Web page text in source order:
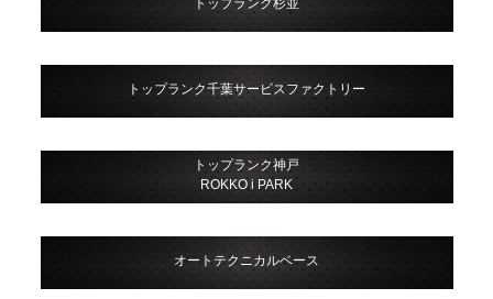
トップランク杉並
トップランク千葉サービスファクトリー
トップランク神戸
ROKKO i PARK
オートテクニカルベース